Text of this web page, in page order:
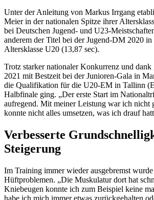
Unter der Anleitung von Markus Irrgang
Meier in der nationalen Spitze ihrer
bei Deutschen Jugend- und U23-
anderem der Titel bei der Jugend-DM 2020
Altersklasse U20 (13,87 sec).
Trotz starker nationaler Konkurrenz und
2021 mit Bestzeit bei der Junioren-Gala in
die Qualifikation für die U20-EM in Tallinn
Halbfinale ging. „Der erste Start im
aufregend. Mit meiner Leistung war ich nicht
konnte nicht alles umsetzen, was ich drauf
Verbesserte
Steigerung
Im Training immer wieder ausgebremst
Hüftproblemen. „Die Muskulatur dort hat
Kniebeugen konnte ich zum Beispiel keine
habe ich mich immer etwas zurückgehalten